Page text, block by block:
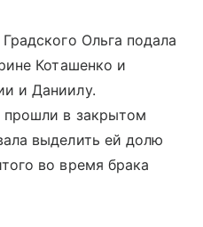
Ольга подала
Коташенко и
и Даниилу.
прошли в закрытом
выделить ей долю
во время брака